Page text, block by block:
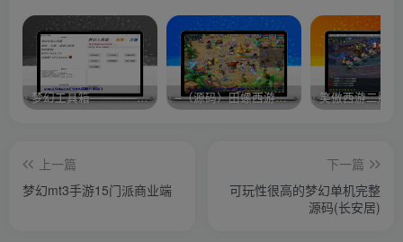
梦幻工具箱————-免费 –（源码）田螺西游9.0 假人摆摊18门派飞升渡劫化圣助战最新BB谛听…. 笑傲西游二版-
上一篇
梦幻mt3手游15门派商业端
下一篇
可玩性很高的梦幻单机完整
源码(长安居)